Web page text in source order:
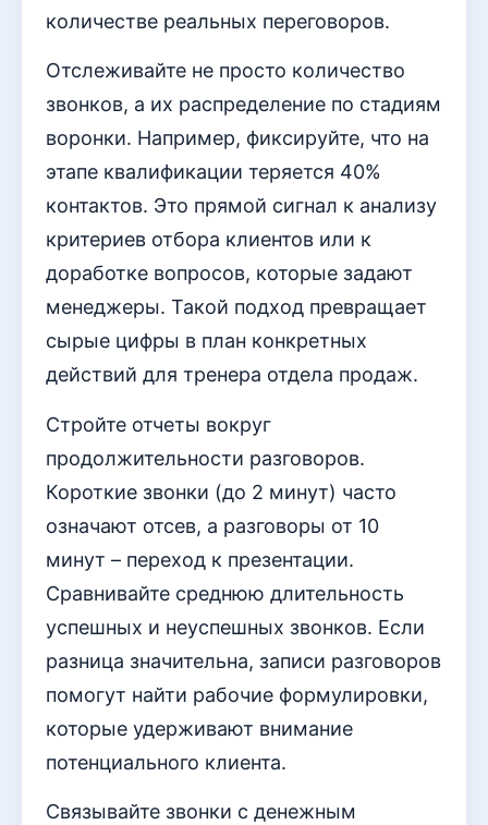
количестве реальных переговоров.
Отслеживайте не просто количество
звонков, а их распределение по стадиям
воронки. Например, фиксируйте, что на
этапе квалификации теряется 40%
контактов. Это прямой сигнал к анализу
критериев отбора клиентов или к
доработке вопросов, которые задают
менеджеры. Такой подход превращает
сырые цифры в план конкретных
действий для тренера отдела продаж.
Стройте отчеты вокруг
продолжительности разговоров.
Короткие звонки (до 2 минут) часто
означают отсев, а разговоры от 10
минут – переход к презентации.
Сравнивайте среднюю длительность
успешных и неуспешных звонков. Если
разница значительна, записи разговоров
помогут найти рабочие формулировки,
которые удерживают внимание
потенциального клиента.
Связывайте звонки с денежным